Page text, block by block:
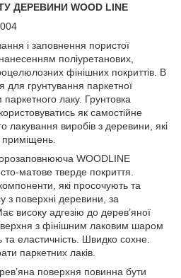
ДЕРЕВИНИ WOOD LINE
і заповнення пористої
поліуретанових,
фінішних покриттів. В
для грунтування паркетної
лаку. Грунтовка
як самостійне
лакування виробів з деревини, які
приміщень.
WOODLINE
матове тверде покриття.
які просочують та
поверхні деревини, за
високу адгезію до дерев’яної
з фінішним лаковим шаром
та еластичність. Швидко сохне.
паркетних лаків.
поверхня повинна бути